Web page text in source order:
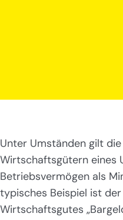
Unter Umständen gilt
Wirtschaftsgütern eines
Betriebsvermögen als
typisches Beispiel ist
Wirtschaftsgutes